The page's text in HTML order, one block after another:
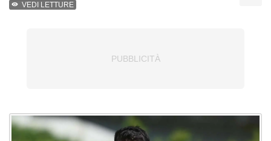
VEDI LETTURE